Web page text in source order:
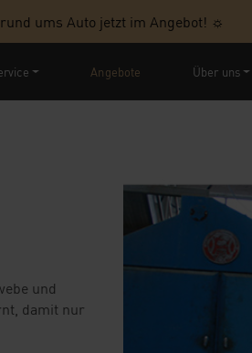
Auto jetzt im Angebot! ☼
Angebote Über uns
und
damit nur